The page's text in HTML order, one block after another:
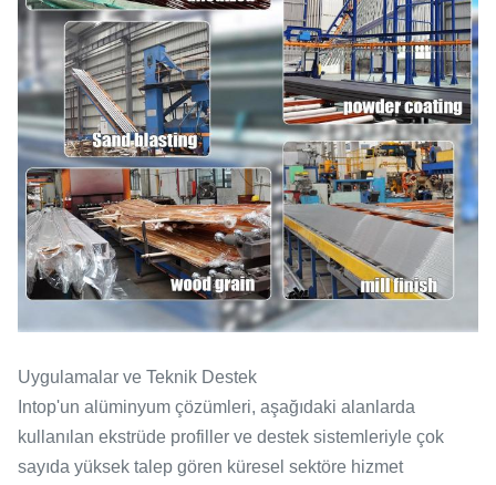
Uygulamalar ve Teknik Destek
Intop'un alüminyum çözümleri, aşağıdaki alanlarda
kullanılan ekstrüde profiller ve destek sistemleriyle çok
sayıda yüksek talep gören küresel sektöre hizmet